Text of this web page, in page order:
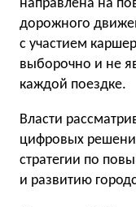
направлена на
дорожного
с участием
выборочно и не
каждой поездке.
Власти
цифровых
стратегии по
и развитию